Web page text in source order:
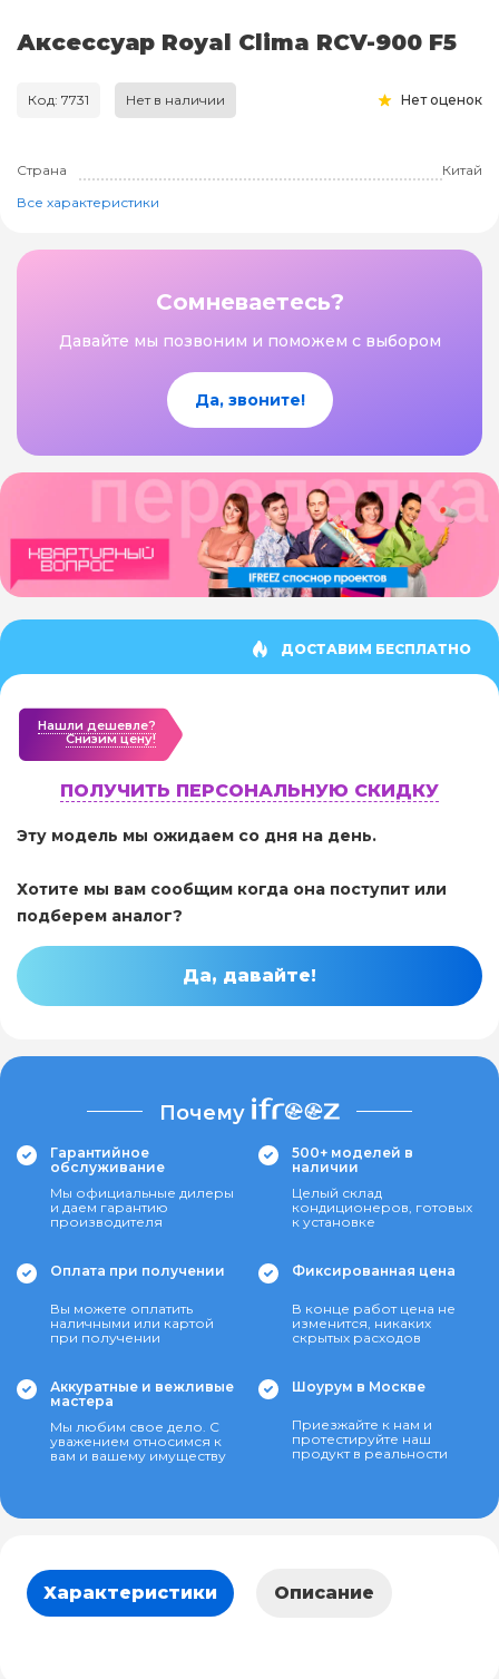
Аксессуар Royal Clima RCV-900 F5
Код: 7731 Нет в наличии Нет оценок
Страна
Китай
Все характеристики
Сомневаетесь?
Давайте мы позвоним и поможем с выбором
Да, звоните!
ДОСТАВИМ БЕСПЛАТНО
Нашли дешевле?
Cнизим цену!
ПОЛУЧИТЬ ПЕРСОНАЛЬНУЮ СКИДКУ
Эту модель мы ожидаем со дня на день.
Хотите мы вам сообщим когда она поступит или
подберем аналог?
Да, давайте!
Почему
Гарантийное
обслуживание
Мы официальные дилеры
и даем гарантию
производителя
500+ моделей в
наличии
Целый склад
кондиционеров, готовых
к установке
Оплата при получении
Вы можете оплатить
наличными или картой
при получении
Фиксированная цена
В конце работ цена не
изменится, никаких
скрытых расходов
Аккуратные и вежливые
мастера
Мы любим свое дело. С
уважением относимся к
вам и вашему имуществу
Шоурум в Москве
Приезжайте к нам и
протестируйте наш
продукт в реальности
Характеристики Описание